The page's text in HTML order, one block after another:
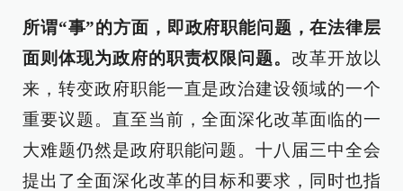
所谓“事”的方面，即政府职能问题，在法律层
面则体现为政府的职责权限问题。改革开放以
来，转变政府职能一直是政治建设领域的一个
重要议题。直至当前，全面深化改革面临的一
大难题仍然是政府职能问题。十八届三中全会
提出了全面深化改革的目标和要求，同时也指